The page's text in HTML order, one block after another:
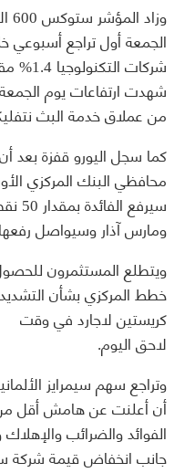
الجمعة أول تراجع أسبوعي
شركات
شهدت ارتفاعات يوم
من عملاق خدمة البث
كما سجل اليورو قفزة
محافظي البنك المركزي
ومارس آذار وسيواصل
ويتطلع المستثمرون
خطط المركزي بشأن
كريستين لاجارد في وقت
لاحق اليوم.
أن أعلنت عن هامش أقل من
جانب انخفاض قيمة شركة